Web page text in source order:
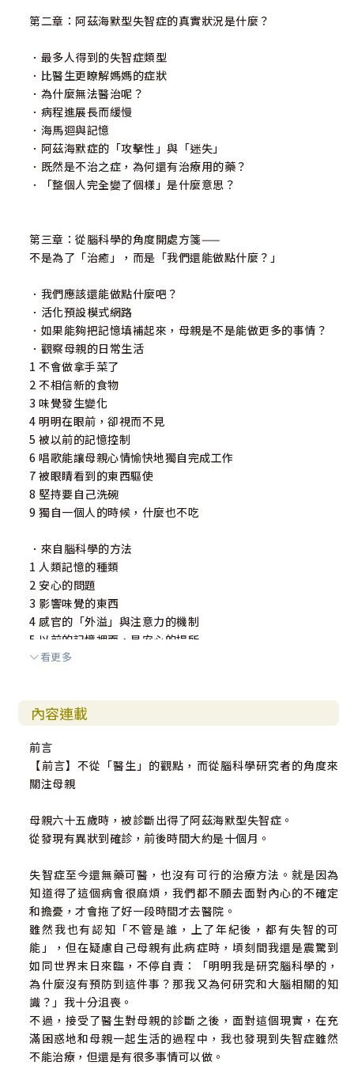
為「自主性的感覺」，這對一個人的幸福度有重大影響。
․生病的媽媽儘管行為沒有效率。但只要在那慌亂的過程中，
她能夠得到「獨自完成任務」的感覺，或許就能給她快樂。
而我認為的「大混亂」，對她來說，或許正是她在「努力活
出自己」的行動展現。
․與阿茲海默症患者愈親近的人，就愈難接受自己無法再像從
前那樣被對方理解，因為心裡往往會持續假設「這個人一定
仍然能理解我」、「對方一定會如我所想的接受我的意
是相當強烈的。
幸福的時刻……對他們來說，「有些事已經無法做到了」雖
然是因為腦部的「衰退」，但也不完全是「悲慘」的象徵。
․我終於明白，應該關注的母親，不只是年輕、充滿活力、處
於美好時光的她，也應包括生命終點仍展現「母性本質」的
她。
⭐⭐⭐【名人推薦】
✦ 白明奇║ 成大神經科教授、成大醫院失智症中心主任
✦ 伊佳奇║ 認知症整合照護專家、長照政策研究者
✦ 吳佳璇║ 精神科醫師、作家
✦ 謝伯讓║ 台大心理系教授
✦ 蘇益賢║ 臨床心理師
各界名家誠摯推薦！
（以上按姓名筆劃順序排列）
★日本NHK記錄片節目《今日焦點》播出，受到熱烈迴響！
《朝日新聞》、《讀賣新聞》、《每日新聞》大幅報導！
★茂木健一郎（日本著名腦科學家）盛讚！
腦科學的角度進行考察、分析。這是一本具有劃時代意義的
作品，將徹底改變人們對失智症的看法。」
★日本讀者感動推薦
✽「很少看到從這個角度寫失智症！對於失智症患者的家庭
來說，這部作品如同聖經！」
✽ 「作者很坦白寫出她在面對母親得到失智症的恐懼，她從
驚恐到勇敢面對、理解的這個過程，給了我很大的安慰及鼓
勵，尤其她提到，我們要去關注的是：失智者還擁有什麼能
力，而不是所失去的部分。」
✽「我買了這本書。因為我的父母是阿茲海默症……這本書
第二章：阿茲海默型失智症的真實狀況是什麼？
．最多人得到的失智症類型
．比醫生更瞭解媽媽的症狀
．為什麼無法醫治呢？
．病程進展長而緩慢
．海馬迴與記憶
．阿茲海默症的「攻擊性」與「迷失」
．既然是不治之症，為何還有治療用的藥？
．「整個人完全變了個樣」是什麼意思？
第三章：從腦科學的角度開處方箋——
不是為了「治癒」，而是「我們還能做點什麼？」
．我們應該還能做點什麼吧？
．活化預設模式網路
．如果能夠把記憶填補起來，母親是不是能做更多的事情？
．觀察母親的日常生活
1 不會做拿手菜了
2 不相信新的食物
3 味覺發生變化
4 明明在眼前，卻視而不見
5 被以前的記憶控制
6 唱歌能讓母親心情愉快地獨自完成工作
7 被眼睛看到的東西驅使
8 堅持要自己洗碗
9 獨自一個人的時候，什麼也不吃
．來自腦科學的方法
1 人類記憶的種類
2 安心的問題
3 影響味覺的東西
4 感官的「外溢」與注意力的機制
5 以前的記憶裡面，是安心的場所
6 自主性與幸福感
9 症狀與人的特質
．記憶其實都存在，只是拿不出來嗎？
．後頂葉皮質功能下降時，會發生什麼事？
1 感覺統合的問題
3 注意力的問題
──區別自己與他人東西的能力
．依存關係的痛苦
．大腦如何區別自己與他人呢？
．「錢包被偷了」的妄想，是如何產生的？
．推論他人情緒的機制「鏡像神經元」
．母親在壽司店只吃小黃瓜壽司
．「莎莉與小安測驗」
．同理心的腦活動
．母親忘記我的生日了
．大腦謀求徹底的效率化
看更多
內容連載
前言
【前言】不從「醫生」的觀點，而從腦科學研究者的角度來
關注母親
母親六十五歲時，被診斷出得了阿茲海默型失智症。
從發現有異狀到確診，前後時間大約是十個月。
失智症至今還無藥可醫，也沒有可行的治療方法。就是因為
知道得了這個病會很麻煩，我們都不願去面對內心的不確定
和擔憂，才會拖了好一段時間才去醫院。
雖然我也有認知「不管是誰，上了年紀後，都有失智的可
能」，但在疑慮自己母親有此病症時，頃刻間我還是震驚到
如同世界末日來臨，不停自責：「明明我是研究腦科學的，
為什麼沒有預防到這件事？那我又為何研究和大腦相關的知
識？」我十分沮喪。
不過，接受了醫生對母親的診斷之後，面對這個現實，在充
滿困惑地和母親一起生活的過程中，我也發現到失智症雖然
不能治療，但還是有很多事情可以做。